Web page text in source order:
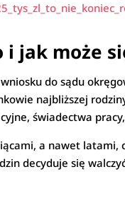
jak może
do sądu
najbliższej
świadectwa
a nawet
decyduje się